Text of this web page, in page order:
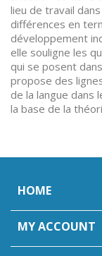
lieu de travail
différences en
développement
elle souligne les
qui se posent
propose des
de la langue dans
la base de la
HOME
MY ACCOUNT